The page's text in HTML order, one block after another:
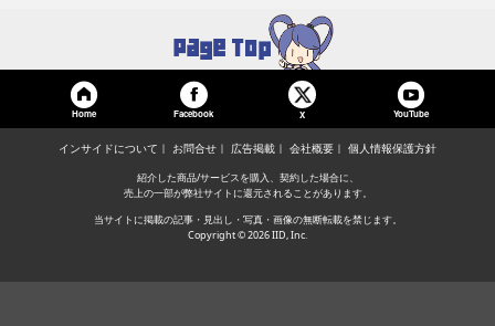
Home Facebook X YouTube
インサイドについて お問合せ 広告掲載 会社概要 個人情報保護方針
紹介した商品/サービスを購入、契約した場合に、
売上の一部が弊社サイトに還元されることがあります。
当サイトに掲載の記事・見出し・写真・画像の無断転載を禁じます。
Copyright © 2026 IID, Inc.